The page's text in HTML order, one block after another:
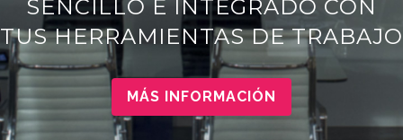
SENCILLO E INTEGRADO CON
TUS HERRAMIENTAS DE TRABAJO
MÁS INFORMACIÓN